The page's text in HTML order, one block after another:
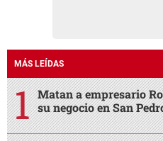
MÁS LEÍDAS
Matan a empresario
su negocio en San